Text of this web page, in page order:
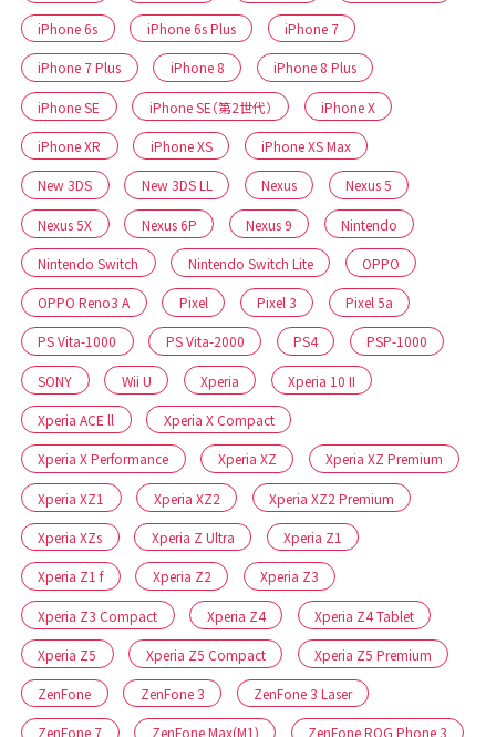
iPhone 6s iPhone 6s Plus iPhone 7
iPhone 7 Plus iPhone 8 iPhone 8 Plus
iPhone SE iPhone SE（第2世代） iPhone X
iPhone XR iPhone XS iPhone XS Max
New 3DS New 3DS LL Nexus Nexus 5
Nexus 5X Nexus 6P Nexus 9 Nintendo
Nintendo Switch Nintendo Switch Lite OPPO
OPPO Reno3 A Pixel Pixel 3 Pixel 5a
PS Vita-1000 PS Vita-2000 PS4 PSP-1000
SONY Wii U Xperia Xperia 10 II
Xperia ACE ll Xperia X Compact
Xperia X Performance Xperia XZ Xperia XZ Premium
Xperia XZ1 Xperia XZ2 Xperia XZ2 Premium
Xperia XZs Xperia Z Ultra Xperia Z1
Xperia Z1 f Xperia Z2 Xperia Z3
Xperia Z3 Compact Xperia Z4 Xperia Z4 Tablet
Xperia Z5 Xperia Z5 Compact Xperia Z5 Premium
ZenFone ZenFone 3 ZenFone 3 Laser
ZenFone 7 ZenFone Max(M1) ZenFone ROG Phone 3